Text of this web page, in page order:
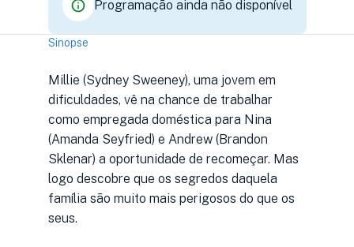
Programação ainda não disponível
Sinopse
Millie (Sydney Sweeney), uma jovem em
dificuldades, vê na chance de trabalhar
como empregada doméstica para Nina
(Amanda Seyfried) e Andrew (Brandon
Sklenar) a oportunidade de recomeçar. Mas
logo descobre que os segredos daquela
família são muito mais perigosos do que os
seus.